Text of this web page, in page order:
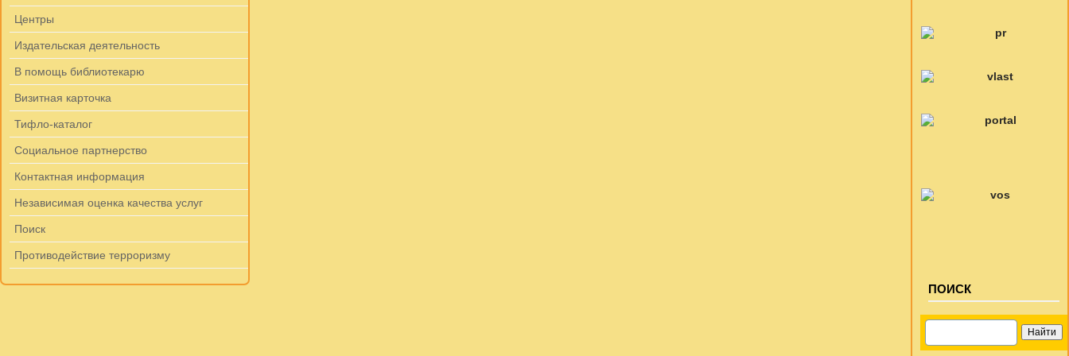
Центры
Издательская деятельность
В помощь библиотекарю
Визитная карточка
Тифло-каталог
Социальное партнерство
Контактная информация
Независимая оценка качества услуг
Поиск
Противодействие терроризму
ПОИСК